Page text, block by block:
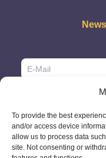
To provide the best
and/or access device
allow us to process data
site. Not consenting or